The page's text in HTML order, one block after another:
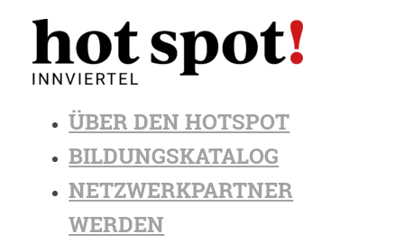
ÜBER DEN HOTSPOT
BILDUNGSKATALOG
NETZWERKPARTNER
WERDEN